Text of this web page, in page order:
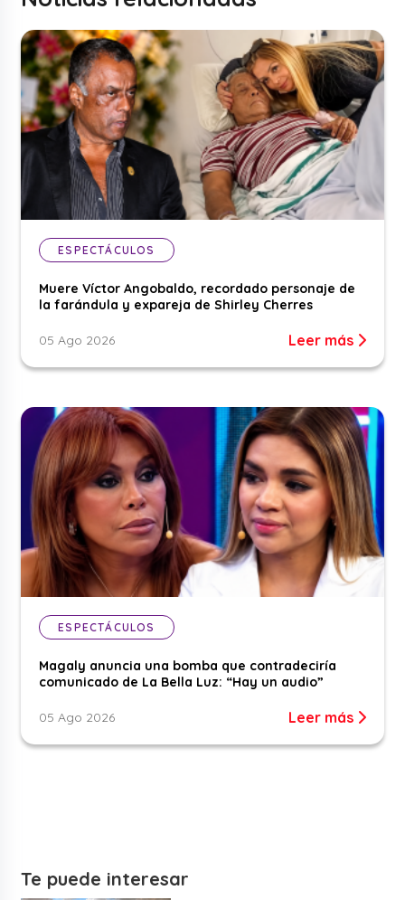
ESPECTÁCULOS
Muere Víctor Angobaldo, recordado personaje de
la farándula y expareja de Shirley Cherres
05 Ago 2026 Leer más
ESPECTÁCULOS
Magaly anuncia una bomba que contradeciría
comunicado de La Bella Luz: “Hay un audio”
05 Ago 2026 Leer más
Te puede interesar